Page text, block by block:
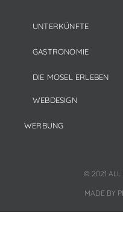
UNTERKÜNFTE
GASTRONOMIE
DIE MOSEL ERLEBEN
WEBDESIGN
WERBUNG
© 2021 ALL
MADE BY